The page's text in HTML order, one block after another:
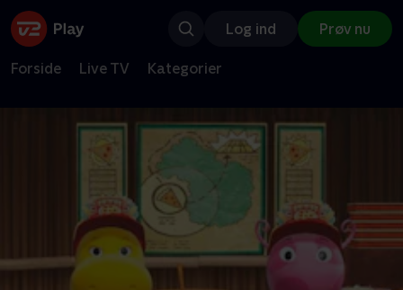
Log ind Prøv nu
Forside Live TV Kategorier